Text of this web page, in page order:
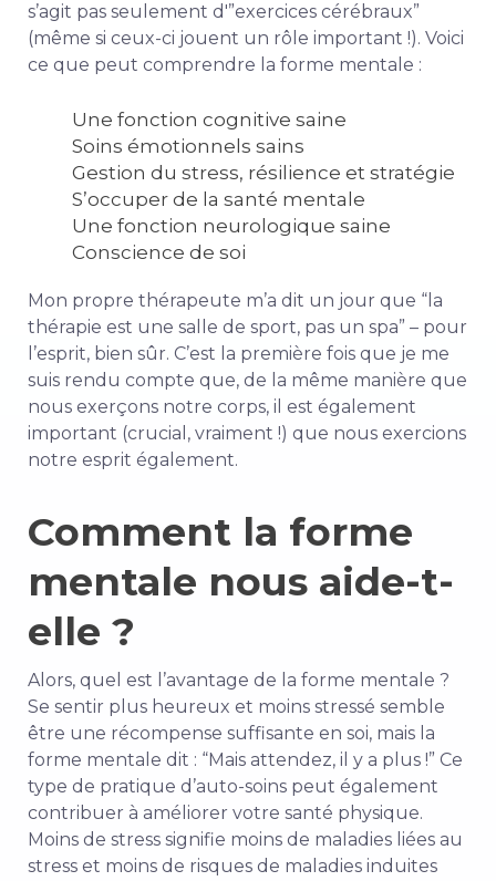
s’agit pas seulement d'”exercices cérébraux”
(même si ceux-ci jouent un rôle important !). Voici
ce que peut comprendre la forme mentale :
Une fonction cognitive saine
Soins émotionnels sains
Gestion du stress, résilience et stratégie
S’occuper de la santé mentale
Une fonction neurologique saine
Conscience de soi
Mon propre thérapeute m’a dit un jour que “la
thérapie est une salle de sport, pas un spa” – pour
l’esprit, bien sûr. C’est la première fois que je me
suis rendu compte que, de la même manière que
nous exerçons notre corps, il est également
important (crucial, vraiment !) que nous exercions
notre esprit également.
Comment la forme
mentale nous aide-t-
elle ?
Alors, quel est l’avantage de la forme mentale ?
Se sentir plus heureux et moins stressé semble
être une récompense suffisante en soi, mais la
forme mentale dit : “Mais attendez, il y a plus !” Ce
type de pratique d’auto-soins peut également
contribuer à améliorer votre santé physique.
Moins de stress signifie moins de maladies liées au
stress et moins de risques de maladies induites